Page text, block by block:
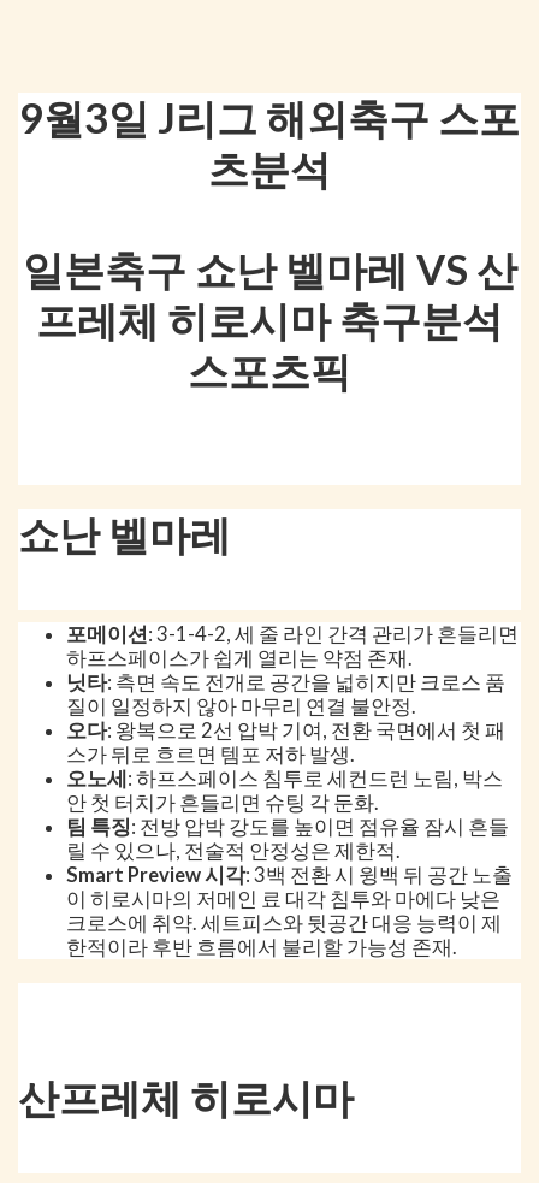
9월3일 J리그 해외축구 스포
츠분석
일본축구 쇼난 벨마레 VS 산
프레체 히로시마 축구분석
스포츠픽
쇼난 벨마레
포메이션: 3-1-4-2, 세 줄 라인 간격 관리가 흔들리면
하프스페이스가 쉽게 열리는 약점 존재.
닛타: 측면 속도 전개로 공간을 넓히지만 크로스 품
질이 일정하지 않아 마무리 연결 불안정.
오다: 왕복으로 2선 압박 기여, 전환 국면에서 첫 패
스가 뒤로 흐르면 템포 저하 발생.
오노세: 하프스페이스 침투로 세컨드런 노림, 박스
안 첫 터치가 흔들리면 슈팅 각 둔화.
팀 특징: 전방 압박 강도를 높이면 점유율 잠시 흔들
릴 수 있으나, 전술적 안정성은 제한적.
Smart Preview 시각: 3백 전환 시 윙백 뒤 공간 노출
이 히로시마의 저메인 료 대각 침투와 마에다 낮은
크로스에 취약. 세트피스와 뒷공간 대응 능력이 제
한적이라 후반 흐름에서 불리할 가능성 존재.
산프레체 히로시마